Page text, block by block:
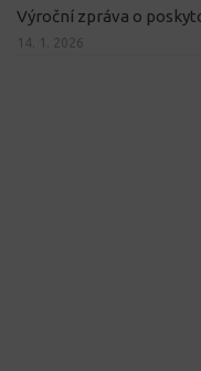
Výroční zpráva o
14. 1. 2026